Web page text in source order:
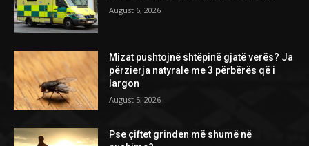
August 6, 2026
Mizat pushtojnë shtëpinë gjatë verës? Ja
përzierja natyrale me 3 përbërës që i
largon
August 5, 2026
Pse çiftet grinden më shumë në